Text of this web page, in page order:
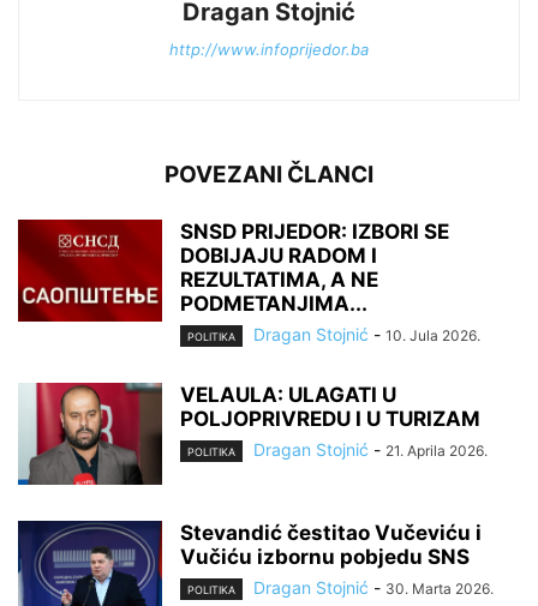
Dragan Stojnić
http://www.infoprijedor.ba
POVEZANI ČLANCI
SNSD PRIJEDOR: IZBORI SE
DOBIJAJU RADOM I
REZULTATIMA, A NE
PODMETANJIMA...
POLITIKA Dragan Stojnić - 10. Jula 2026.
VELAULA: ULAGATI U
POLJOPRIVREDU I U TURIZAM
POLITIKA Dragan Stojnić - 21. Aprila 2026.
Stevandić čestitao Vučeviću i
Vučiću izbornu pobjedu SNS
POLITIKA Dragan Stojnić - 30. Marta 2026.